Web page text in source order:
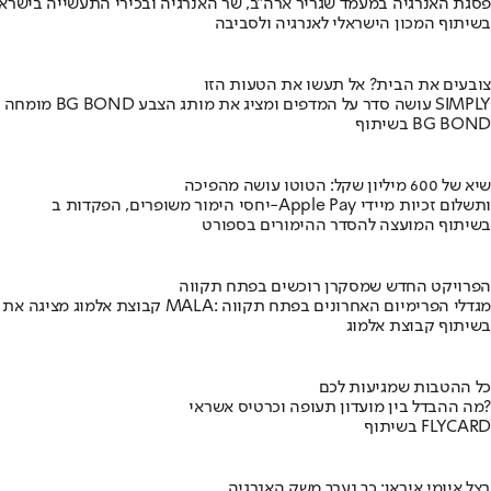
פסגת האנרגיה במעמד שגריר ארה"ב, שר האנרגיה ובכירי התעשייה
בשיתוף המכון הישראלי לאנרגיה ולסביבה
צובעים את הבית? אל תעשו את הטעות הזו
מומחה BG BOND עושה סדר על המדפים ומציג את מותג הצבע SIMPLY
בשיתוף BG BOND
שיא של 600 מיליון שקל: הטוטו עושה מהפיכה
יחסי הימור משופרים, הפקדות ב-Apple Pay ותשלום זכיות מיידי
בשיתוף המועצה להסדר ההימורים בספורט
הפרויקט החדש שמסקרן רוכשים בפתח תקווה
קבוצת אלמוג מציגה את פרויקט MALA: מגדלי הפרימיום האחרונים בפתח תקווה
בשיתוף קבוצת אלמוג
כל ההטבות שמגיעות לכם
מה ההבדל בין מועדון תעופה וכרטיס אשראי?
בשיתוף FLYCARD